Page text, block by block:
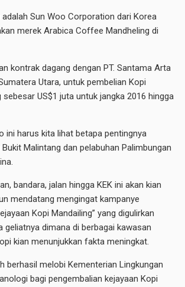
Sun Woo Corporation dari Korea
merek Arabica Coffee Mandheling di
kontrak dagang dengan PT. Santama Arta
Utara, untuk pembelian Kopi
sebesar US$1 juta untuk jangka 2016 hingga
ini harus kita lihat betapa pentingnya
Malintang dan pelabuhan Palimbungan
bandara, jalan hingga KEK ini akan kian
mendatang mengingat kampanye
Kopi Mandailing” yang digulirkan
geliatnya dimana di berbagai kawasan
kian menunjukkan fakta meningkat.
berhasil melobi Kementerian Lingkungan
bagi pengembalian kejayaan Kopi